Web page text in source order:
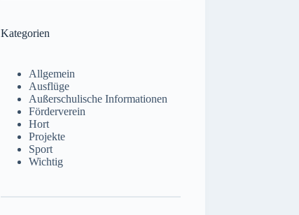
Kategorien
Allgemein
Ausflüge
Außerschulische Informationen
Förderverein
Hort
Projekte
Sport
Wichtig